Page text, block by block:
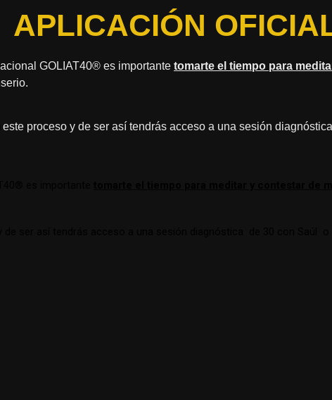
APLICACIÓN
GOLIAT40® es importante tomarte el tiempo para
proceso y de ser así tendrás acceso a una sesión